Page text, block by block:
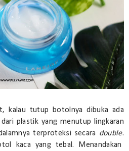
kalau tutup botolnya dibuka ada
plastik yang menutup lingkaran
terproteksi secara double.
kaca yang tebal. Menandakan